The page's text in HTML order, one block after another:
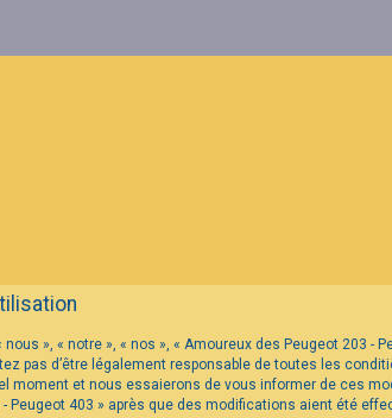
», « notre », « nos », « Amoureux des Peugeot 203
pas d’être légalement responsable de toutes les
moment et nous essaierons de vous informer de ces
403 » après que des modifications aient été